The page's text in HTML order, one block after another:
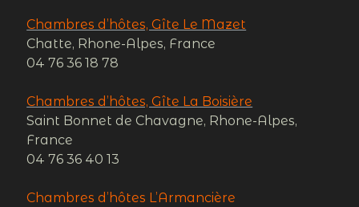
Chambres d’hôtes, Gîte Le Mazet
Chatte, Rhone-Alpes, France
04 76 36 18 78
Chambres d’hôtes, Gîte La Boisière
Saint Bonnet de Chavagne, Rhone-Alpes,
France
04 76 36 40 13
Chambres d’hôtes L’Armancière